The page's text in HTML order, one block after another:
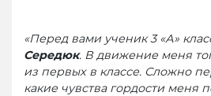
«Перед вами ученик 3 «А»
Середюк. В движение меня
из первых в классе. Сложно
какие чувства гордости меня